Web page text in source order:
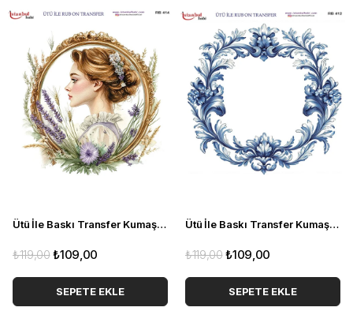
Ütü İle Baskı Transfer Kumaş Ve Ahşap Rubon 30 x 30 cm Kadın Portre RB 414
₺109,00
₺119,00
SEPETE EKLE
Ütü İle Baskı Transfer Kumaş Ve Ahşap Rubon 30 x 30 cm Çiçek Desenli RB 412
₺109,00
₺119,00
SEPETE EKLE